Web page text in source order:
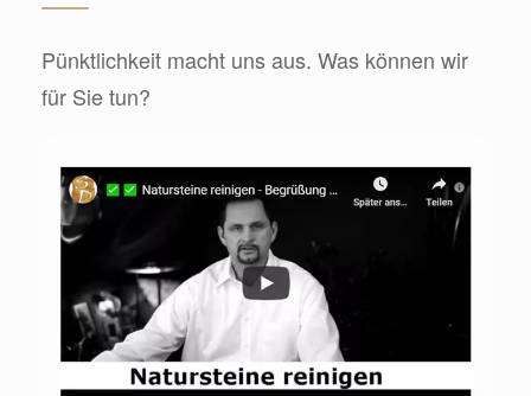
Pünktlichkeit macht uns aus. Was können wir
für Sie tun?